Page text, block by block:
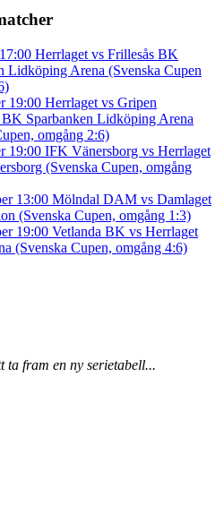
17:00 Herrlaget vs Frillesås BK
Lidköping Arena (Svenska Cupen
19:00 Herrlaget vs Gripen
BK Sparbanken Lidköping Arena
omgång 2:6)
19:00 IFK Vänersborg vs Herrlaget
(Svenska Cupen, omgång
13:00 Mölndal DAM vs Damlaget
(Svenska Cupen, omgång 1:3)
19:00 Vetlanda BK vs Herrlaget
(Svenska Cupen, omgång 4:6)
ta fram en ny serietabell...